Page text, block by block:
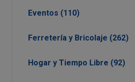
Eventos (110)
Ferretería y Bricolaje (262)
Hogar y Tiempo Libre (92)